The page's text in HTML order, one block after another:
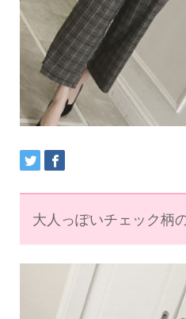
大人っぽいチェック柄